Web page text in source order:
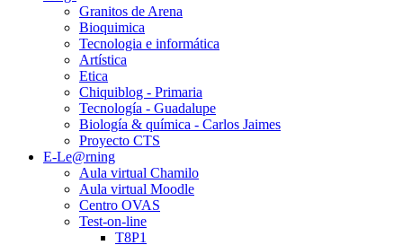
Granitos de Arena
Bioquimica
Tecnologia e informática
Artística
Etica
Chiquiblog - Primaria
Tecnología - Guadalupe
Biología & química - Carlos Jaimes
Proyecto CTS
E-Le@rning
Aula virtual Chamilo
Aula virtual Moodle
Centro OVAS
Test-on-line
T8P1